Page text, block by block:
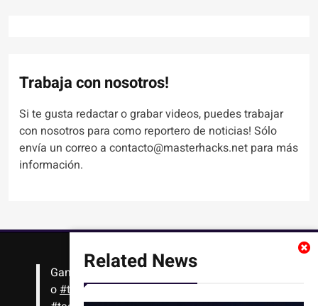
Related News
Trabaja con nosotros!
Si te gusta redactar o grabar videos, puedes trabajar
con nosotros para como reportero de noticias! Sólo
envía un correo a contacto@masterhacks.net para más
información.
Gana #Bitcoin solo con leer artículos, noticias
o#tutoriales